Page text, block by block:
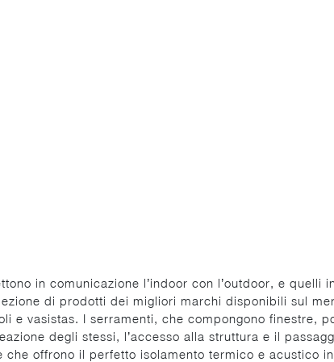
in comunicazione l’indoor con l’outdoor, e quelli
di prodotti dei migliori marchi disponibili sul
e vasistas. I serramenti, che compongono finestre,
degli stessi, l’accesso alla struttura e il
che offrono il perfetto isolamento termico e acustico